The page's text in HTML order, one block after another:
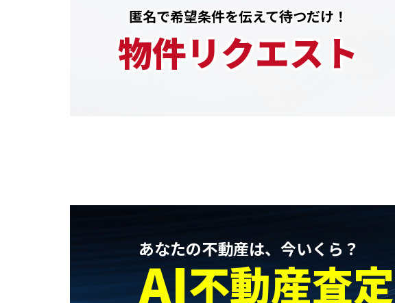
匿名で希望条件を伝えて待つだけ！
物件リクエスト
あなたの不動産は、今いくら？
AI不動産査定